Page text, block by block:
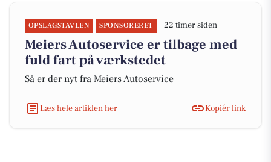
OPSLAGSTAVLEN SPONSORERET 22 timer siden
Meiers Autoservice er tilbage med
fuld fart på værkstedet
Så er der nyt fra Meiers Autoservice
Læs hele artiklen her Kopiér link